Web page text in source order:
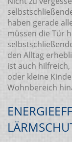
haben gerade
müssen die Tür
den Alltag
ist auch
oder kleine
Wohnbereich